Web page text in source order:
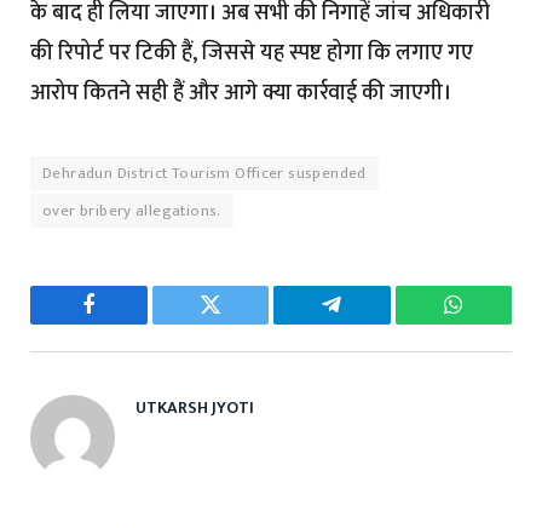
के बाद ही लिया जाएगा। अब सभी की निगाहें जांच अधिकारी
की रिपोर्ट पर टिकी हैं, जिससे यह स्पष्ट होगा कि लगाए गए
आरोप कितने सही हैं और आगे क्या कार्रवाई की जाएगी।
Dehradun District Tourism Officer suspended
over bribery allegations.
Facebook Twitter Telegram
UTKARSH JYOTI